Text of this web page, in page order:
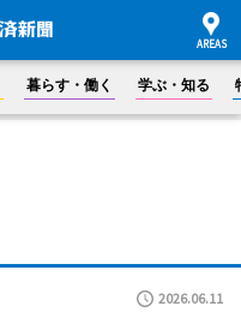
暮らす・働く 学ぶ・知る
2026.06.11